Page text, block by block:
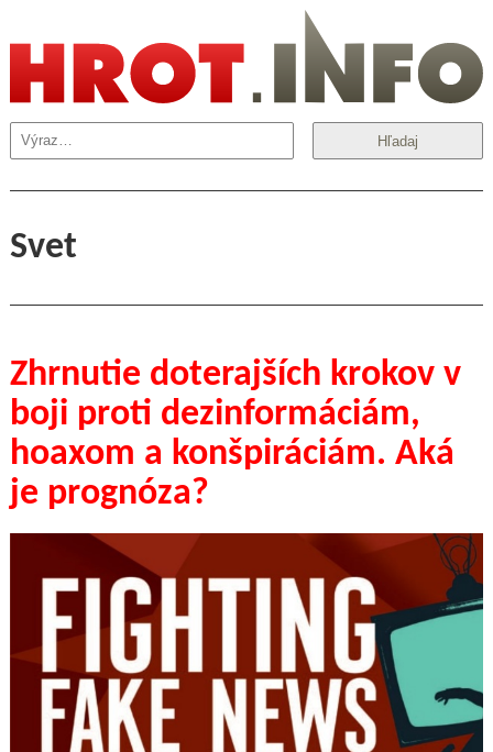
Hľadaj
Svet
Zhrnutie doterajších krokov v
boji proti dezinformáciám,
hoaxom a konšpiráciám. Aká
je prognóza?